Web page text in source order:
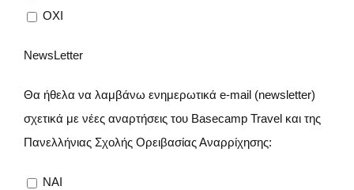
ΟΧΙ
NewsLetter
Θα ήθελα να λαμβάνω ενημερωτικά e-mail (newsletter)
σχετικά με νέες αναρτήσεις του Basecamp Travel και της
Πανελλήνιας Σχολής Ορειβασίας Αναρρίχησης:
NAI